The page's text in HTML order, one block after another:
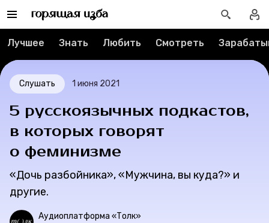
О проекте
Мерч
О компании
Лучшее Знать Любить Смотреть
Слушать 1 июня 2021
5 русскоязычных подкастов,
в которых говорят
о феминизме
«Дочь разбойника», «Мужчина, вы куда?» и
другие.
Аудиоплатформа «Толк»